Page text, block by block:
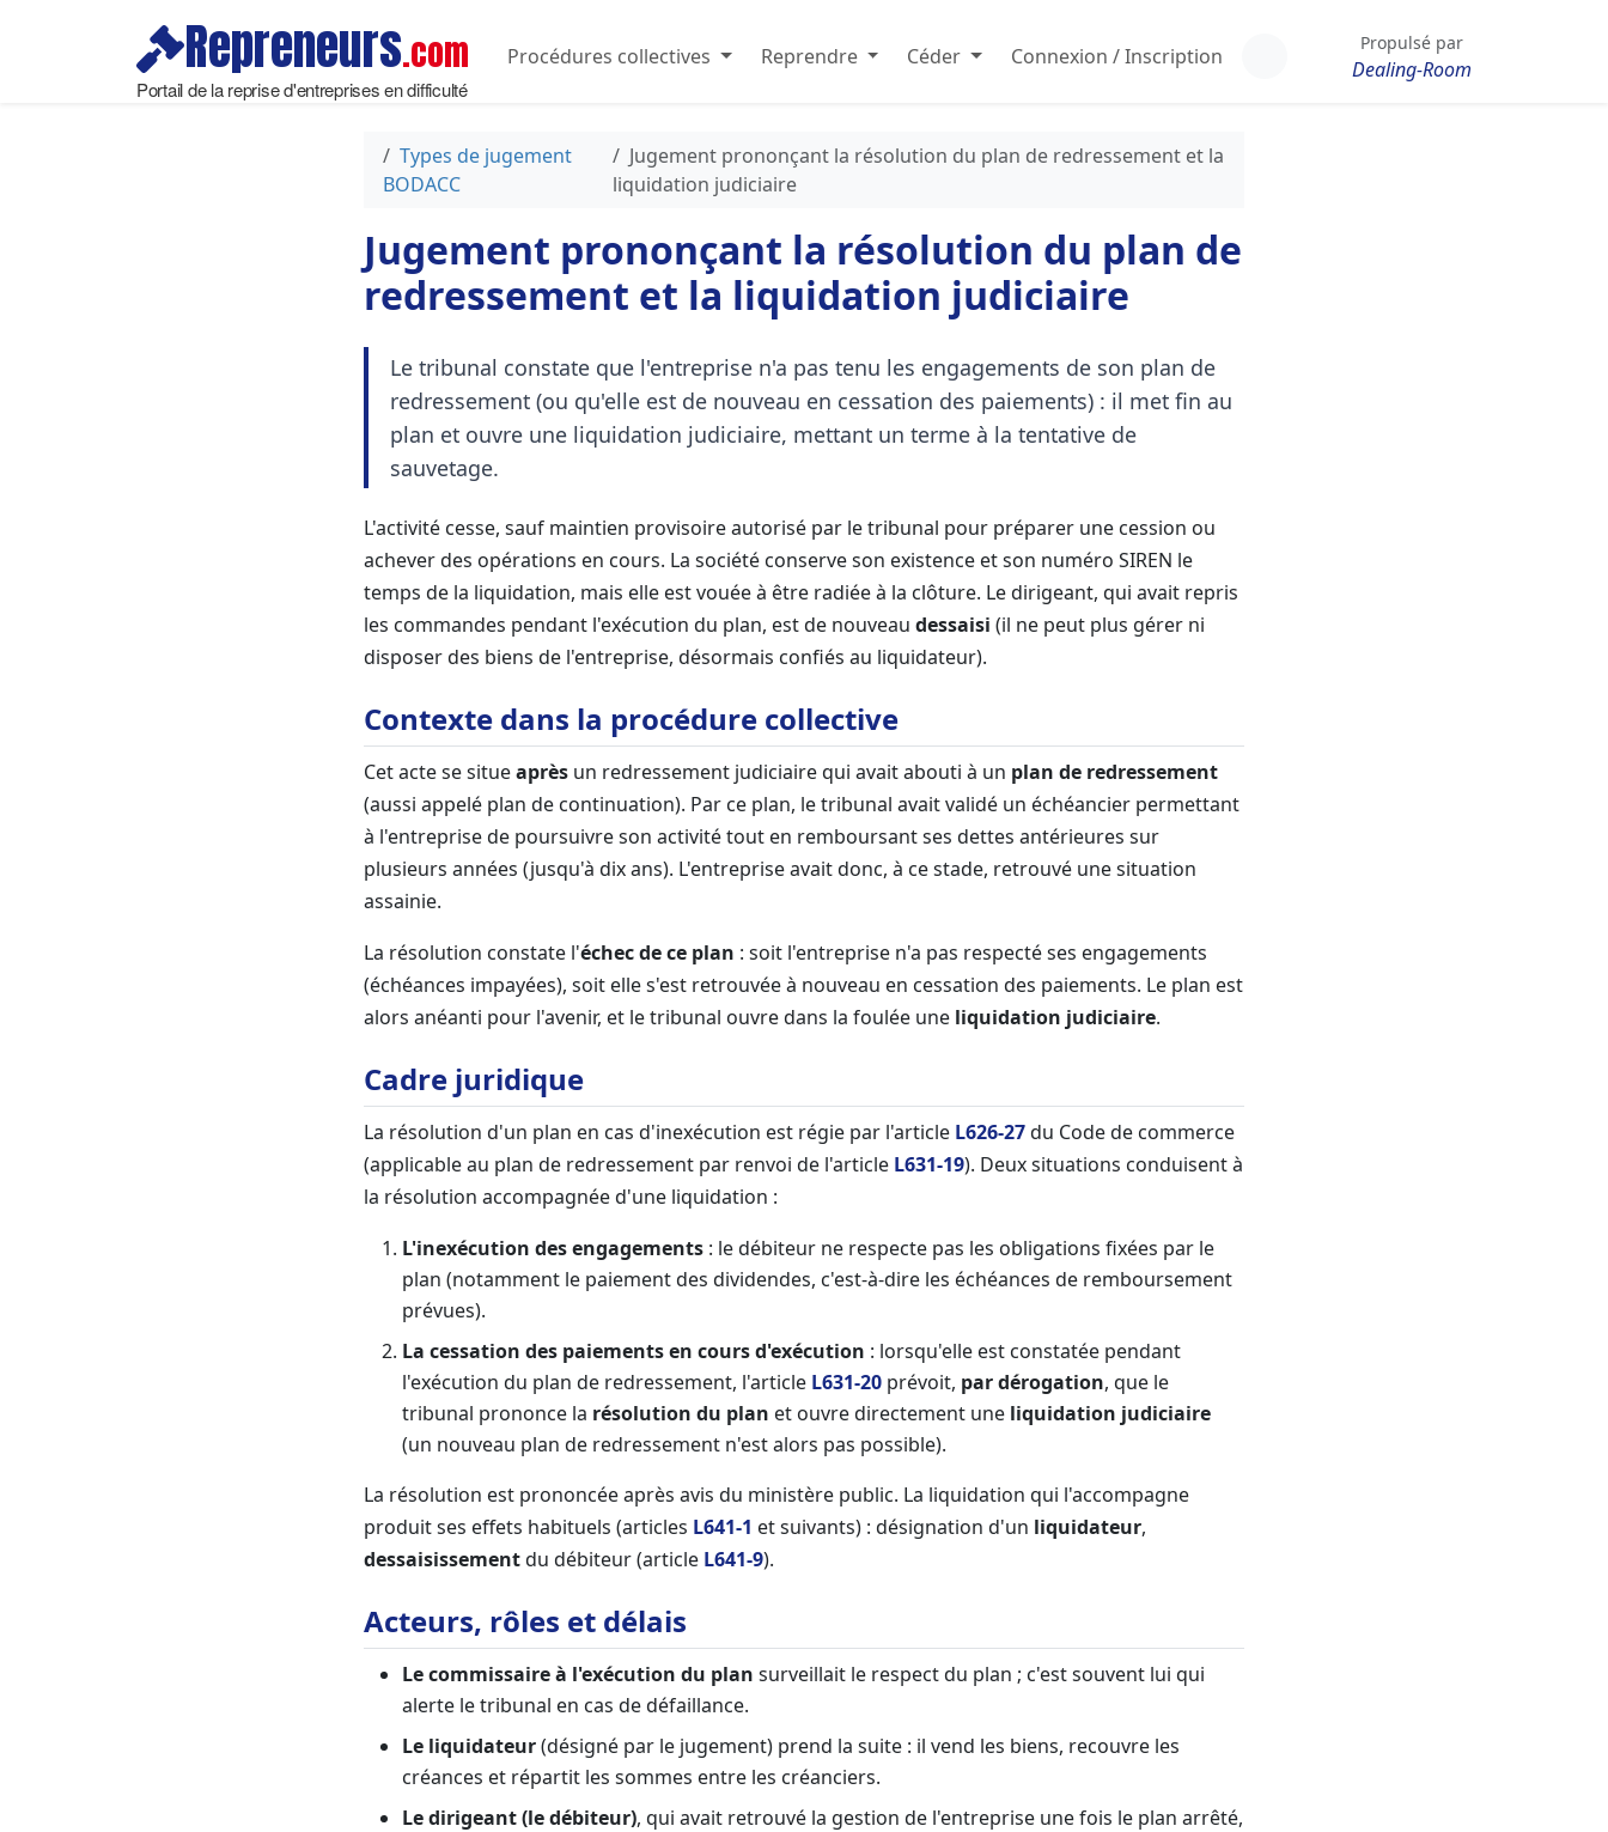
Repreneurs.com
Portail de la reprise d'entreprises en difficulté
Procédures collectives Reprendre Céder Connexion / Inscription
Propulsé par
Dealing-Room
Types de jugement
BODACC
Jugement prononçant la résolution du plan de redressement et la
liquidation judiciaire
Jugement prononçant la résolution du plan de
redressement et la liquidation judiciaire
Le tribunal constate que l'entreprise n'a pas tenu les engagements de son plan de
redressement (ou qu'elle est de nouveau en cessation des paiements) : il met fin au
plan et ouvre une liquidation judiciaire, mettant un terme à la tentative de
sauvetage.
L'activité cesse, sauf maintien provisoire autorisé par le tribunal pour préparer une cession ou
achever des opérations en cours. La société conserve son existence et son numéro SIREN le
temps de la liquidation, mais elle est vouée à être radiée à la clôture. Le dirigeant, qui avait repris
les commandes pendant l'exécution du plan, est de nouveau dessaisi (il ne peut plus gérer ni
disposer des biens de l'entreprise, désormais confiés au liquidateur).
Contexte dans la procédure collective
Cet acte se situeaprès un redressement judiciaire qui avait abouti à un plan de redressement
(aussi appelé plan de continuation). Par ce plan, le tribunal avait validé un échéancier permettant
à l'entreprise de poursuivre son activité tout en remboursant ses dettes antérieures sur
plusieurs années (jusqu'à dix ans). L'entreprise avait donc, à ce stade, retrouvé une situation
assainie.
La résolution constate l'échec de ce plan : soit l'entreprise n'a pas respecté ses engagements
(échéances impayées), soit elle s'est retrouvée à nouveau en cessation des paiements. Le plan est
alors anéanti pour l'avenir, et le tribunal ouvre dans la foulée une liquidation judiciaire.
Cadre juridique
La résolution d'un plan en cas d'inexécution est régie par l'article L626-27du Code de commerce
(applicable au plan de redressement par renvoi de l'article L631-19). Deux situations conduisent à
la résolution accompagnée d'une liquidation :
L'inexécution des engagements : le débiteur ne respecte pas les obligations fixées par le
plan (notamment le paiement des dividendes, c'est-à-dire les échéances de remboursement
prévues).
La cessation des paiements en cours d'exécution : lorsqu'elle est constatée pendant
l'exécution du plan de redressement, l'article L631-20 prévoit, par dérogation, que le
tribunal prononce la résolution du plan et ouvre directement une liquidation judiciaire
(un nouveau plan de redressement n'est alors pas possible).
La résolution est prononcée après avis du ministère public. La liquidation qui l'accompagne
produit ses effets habituels (articles L641-1 et suivants) : désignation d'un liquidateur,
dessaisissementdu débiteur (article L641-9).
Acteurs, rôles et délais
Le commissaire à l'exécution du plan surveillait le respect du plan ; c'est souvent lui qui
alerte le tribunal en cas de défaillance.
Le liquidateur(désigné par le jugement) prend la suite : il vend les biens, recouvre les
créances et répartit les sommes entre les créanciers.
Le dirigeant (le débiteur), qui avait retrouvé la gestion de l'entreprise une fois le plan arrêté,